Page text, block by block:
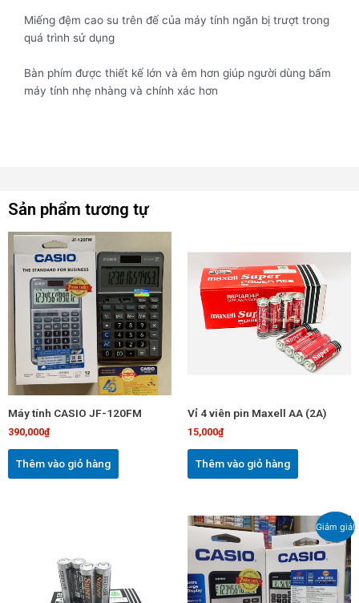
Miếng đệm cao su trên đế của máy tính ngăn bị trượt trong
quá trình sử dụng
Bàn phím được thiết kế lớn và êm hơn giúp người dùng bấm
máy tính nhẹ nhàng và chính xác hơn
Sản phẩm tương tự
Máy tính CASIO JF-120FM
390,000₫
Thêm vào giỏ hàng
Vỉ 4 viên pin Maxell AA (2A)
15,000₫
Thêm vào giỏ hàng
Giảm giá!
Giá
gốc
275,000₫.
Giá
hiện
tại
là:
260,000₫.